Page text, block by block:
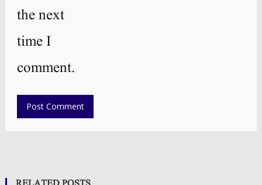
the next
time I
comment.